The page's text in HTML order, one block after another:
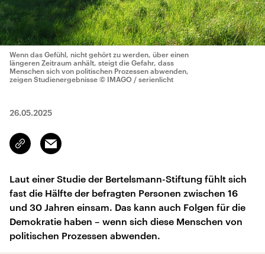
Wenn das Gefühl, nicht gehört zu werden, über einen
längeren Zeitraum anhält, steigt die Gefahr, dass
Menschen sich von politischen Prozessen abwenden,
zeigen Studienergebnisse © IMAGO / serienlicht
26.05.2025
Link
kopieren/teilen
Email
Laut einer Studie der Bertelsmann-Stiftung fühlt sich
fast die Hälfte der befragten Personen zwischen 16
und 30 Jahren einsam. Das kann auch Folgen für die
Demokratie haben – wenn sich diese Menschen von
politischen Prozessen abwenden.